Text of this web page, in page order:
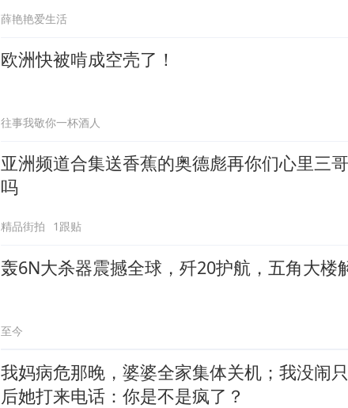
薛艳艳爱生活
欧洲快被啃成空壳了！
往事我敬你一杯酒人
亚洲频道合集送香蕉的奥德彪再你们心里三
吗
精品街拍 1跟贴
轰6N大杀器震撼全球，歼20护航，五角大楼
至今
我妈病危那晚，婆婆全家集体关机；我没闹
后她打来电话：你是不是疯了？